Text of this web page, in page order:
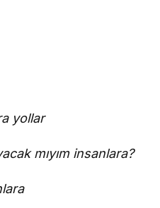
yollar
mıyım insanlara?